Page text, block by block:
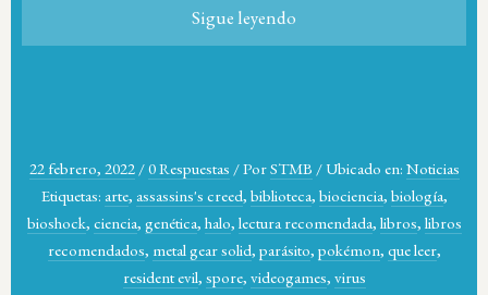
Sigue leyendo
22 febrero, 2022 /0 Respuestas /PorSTMB / Ubicado en: Noticias
Etiquetas: arte, assassins's creed, biblioteca, biociencia, biología,
bioshock, ciencia, genética, halo, lectura recomendada, libros, libros
recomendados, metal gear solid, parásito, pokémon, que leer,
resident evil, spore, videogames, virus